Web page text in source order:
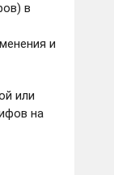
в
и
или
на